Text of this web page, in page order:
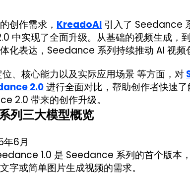
创作需求， KreadoAI 引入了 Seedance
中实现了全面升级。从基础的视频生成，
化表达，Seedance 系列持续推动 AI 视频
、核心能力以及实际应用场景 等方面，对
2.0进行全面对比，帮助创作者快速
2.0 带来的创作升级。
列三大模型概览
年6月
1.0 是 Seedance 系列的首个版本
字或简单图片生成视频的需求。